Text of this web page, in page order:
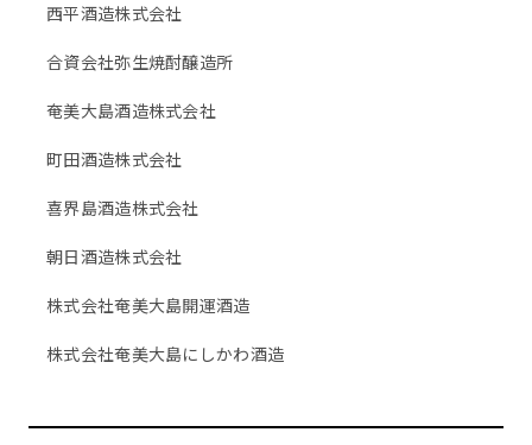
西平酒造株式会社
合資会社弥生焼酎醸造所
奄美大島酒造株式会社
町田酒造株式会社
喜界島酒造株式会社
朝日酒造株式会社
株式会社奄美大島開運酒造
株式会社奄美大島にしかわ酒造